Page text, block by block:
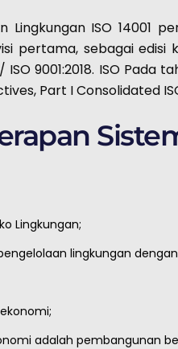
ISO 14001
pertama, sebagai edisi
9001:2018. ISO Pada
Part I Consolidated
Lingkungan;
lingkungan
adalah pembangunan